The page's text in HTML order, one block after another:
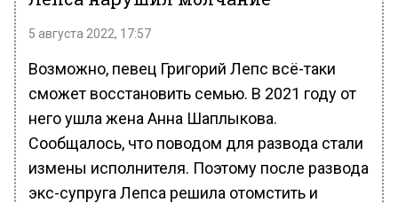
5 августа 2022, 17:57
Возможно, певец Григорий Лепс всё-таки
сможет восстановить семью. В 2021 году от
него ушла жена Анна Шаплыкова.
Сообщалось, что поводом для развода стали
измены исполнителя. Поэтому после развода
экс-супруга Лепса решила отомстить и